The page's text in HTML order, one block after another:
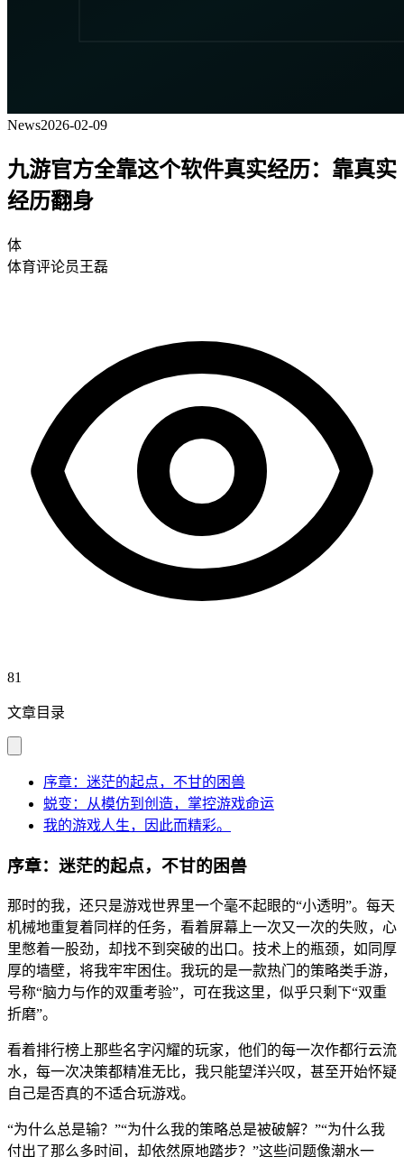
News2026-02-09
九游官方全靠这个软件真实经历：靠真实
经历翻身
体
体育评论员王磊
81
文章目录
序章：迷茫的起点，不甘的困兽
蜕变：从模仿到创造，掌控游戏命运
我的游戏人生，因此而精彩。
序章：迷茫的起点，不甘的困兽
那时的我，还只是游戏世界里一个毫不起眼的“小透明”。每天
机械地重复着同样的任务，看着屏幕上一次又一次的失败，心
里憋着一股劲，却找不到突破的出口。技术上的瓶颈，如同厚
厚的墙壁，将我牢牢困住。我玩的是一款热门的策略类手游，
号称“脑力与作的双重考验”，可在我这里，似乎只剩下“双重
折磨”。
看着排行榜上那些名字闪耀的玩家，他们的每一次作都行云流
水，每一次决策都精准无比，我只能望洋兴叹，甚至开始怀疑
自己是否真的不适合玩游戏。
“为什么总是输？”“为什么我的策略总是被破解？”“为什么我
付出了那么多时间，却依然原地踏步？”这些问题像潮水一